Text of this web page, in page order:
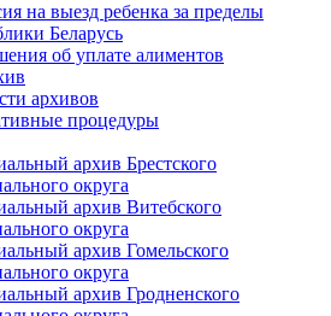
на выезд ребенка за пределы
Беларусь
об уплате алиментов
архивов
процедуры
архив Брестского
округа
архив Витебского
округа
архив Гомельского
округа
архив Гродненского